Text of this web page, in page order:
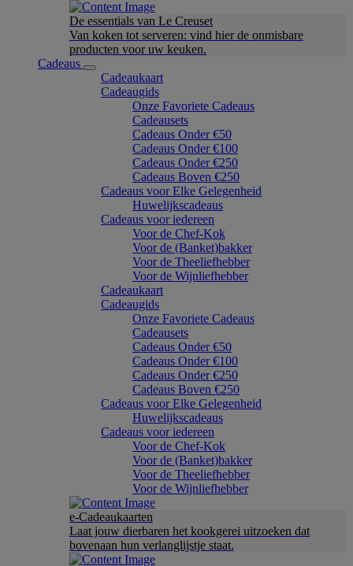
De essentials van Le Creuset
Van koken tot serveren: vind hier de onmisbare
producten voor uw keuken.
Cadeaus
Cadeaukaart
Cadeaugids
Onze Favoriete Cadeaus
Cadeausets
Cadeaus Onder €50
Cadeaus Onder €100
Cadeaus Onder €250
Cadeaus Boven €250
Cadeaus voor Elke Gelegenheid
Huwelijkscadeaus
Cadeaus voor iedereen
Voor de Chef-Kok
Voor de (Banket)bakker
Voor de Theeliefhebber
Voor de Wijnliefhebber
Cadeaukaart
Cadeaugids
Onze Favoriete Cadeaus
Cadeausets
Cadeaus Onder €50
Cadeaus Onder €100
Cadeaus Onder €250
Cadeaus Boven €250
Cadeaus voor Elke Gelegenheid
Huwelijkscadeaus
Cadeaus voor iedereen
Voor de Chef-Kok
Voor de (Banket)bakker
Voor de Theeliefhebber
Voor de Wijnliefhebber
e-Cadeaukaarten
Laat jouw dierbaren het kookgerei uitzoeken dat
bovenaan hun verlanglijstje staat.